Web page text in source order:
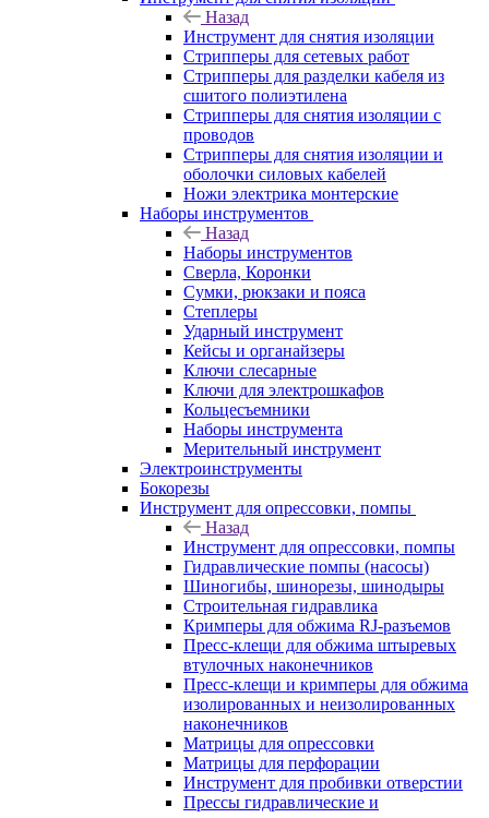
Назад
Инструмент для снятия изоляции
Стрипперы для сетевых работ
Стрипперы для разделки кабеля из
сшитого полиэтилена
Cтрипперы для снятия изоляции с
проводов
Стрипперы для снятия изоляции и
оболочки силовых кабелей
Ножи электрика монтерские
Наборы инструментов
Назад
Наборы инструментов
Сверла, Коронки
Сумки, рюкзаки и пояса
Степлеры
Ударный инструмент
Кейсы и органайзеры
Ключи слесарные
Ключи для электрошкафов
Кольцесъемники
Наборы инструмента
Мерительный инструмент
Электроинструменты
Бокорезы
Инструмент для опрессовки, помпы
Назад
Инструмент для опрессовки, помпы
Гидравлические помпы (насосы)
Шиногибы, шинорезы, шинодыры
Строительная гидравлика
Кримперы для обжима RJ-разъемов
Пресс-клещи для обжима штыревых
втулочных наконечников
Пресс-клещи и кримперы для обжима
изолированных и неизолированных
наконечников
Матрицы для опрессовки
Матрицы для перфорации
Инструмент для пробивки отверстии
Прессы гидравлические и